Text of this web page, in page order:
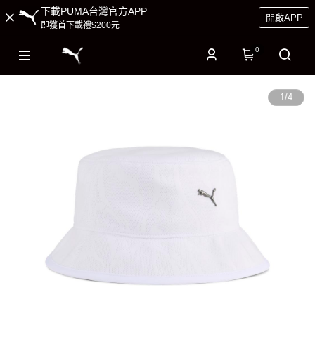
下載PUMA台灣官方APP
即獲首下載禮$200元
開啟APP
0
1/4